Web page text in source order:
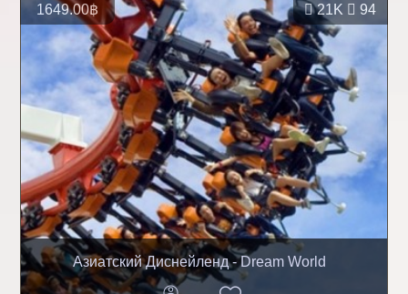
21K 94
1649.00฿
Азиатский Диснейленд - Dream World